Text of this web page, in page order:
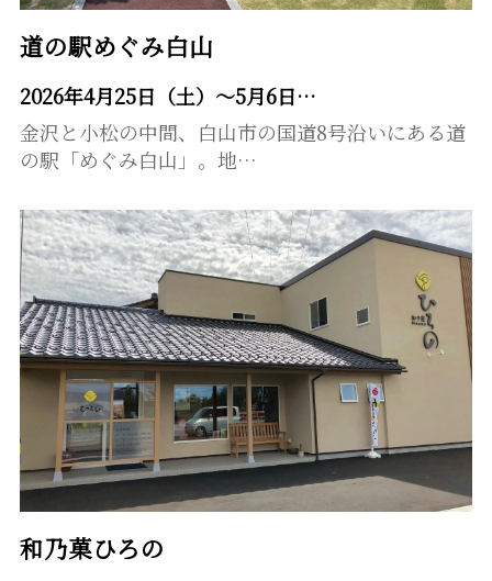
道の駅めぐみ白山
2026年4月25日（土）～5月6日…
金沢と小松の中間、白山市の国道8号沿いにある道
の駅「めぐみ白山」。地…
和乃菓ひろの